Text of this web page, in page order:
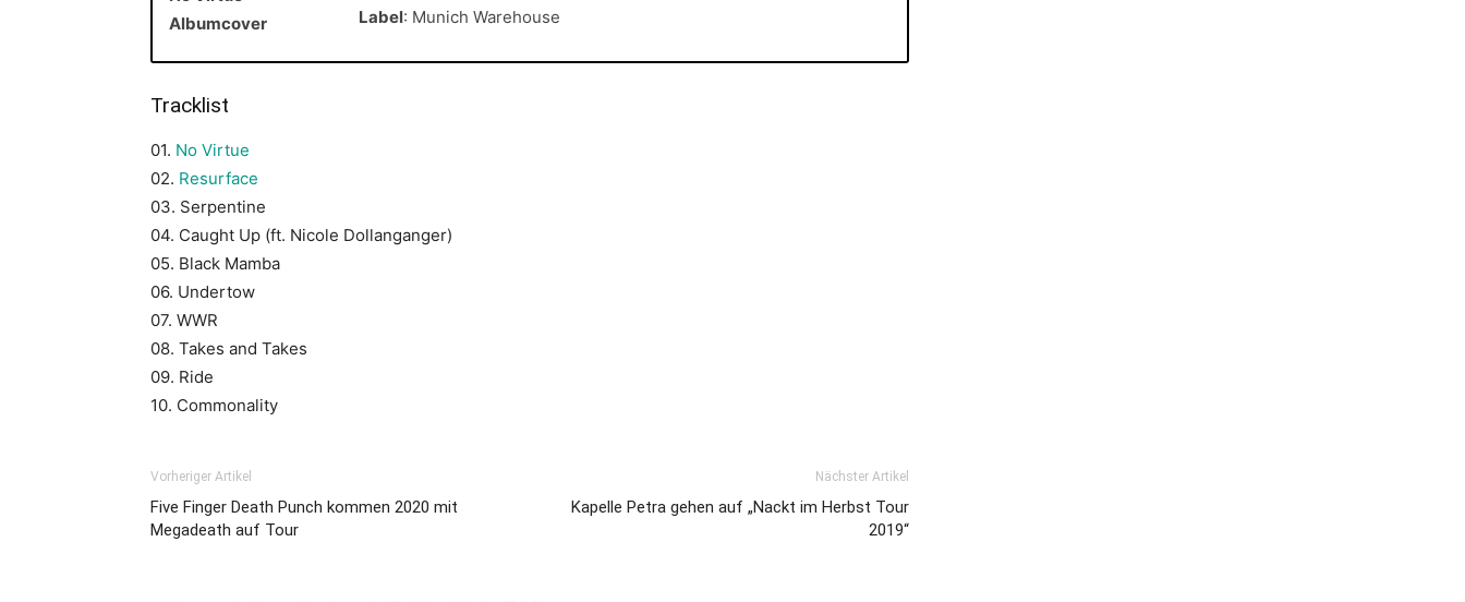
Label: Munich Warehouse
Tracklist
01. No Virtue
02. Resurface
03. Serpentine
04. Caught Up (ft. Nicole Dollanganger)
05. Black Mamba
06. Undertow
07. WWR
08. Takes and Takes
09. Ride
10. Commonality
Vorheriger Artikel
Five Finger Death Punch kommen 2020 mit
Megadeath auf Tour
Nächster Artikel
Kapelle Petra gehen auf „Nackt im Herbst Tour
2019“